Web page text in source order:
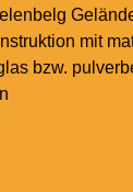
mit
bzw.